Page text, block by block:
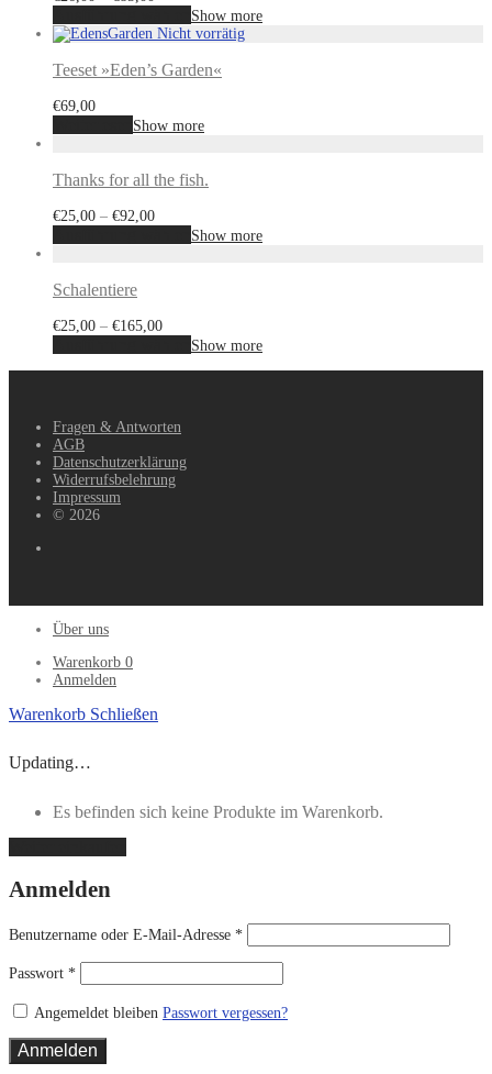
Show more
Teeset »Eden’s Garden«
€69,00
Show more
Thanks for all the fish.
€25,00 – €92,00
Show more
Schalentiere
€25,00 – €165,00
Show more
Fragen & Antworten
AGB
Datenschutzerklärung
Widerrufsbelehrung
Impressum
© 2026
Über uns
Warenkorb 0
Anmelden
Warenkorb Schließen
Updating…
Es befinden sich keine Produkte im Warenkorb.
Anmelden
Benutzername oder E-Mail-Adresse *
Passwort *
Angemeldet bleiben Passwort vergessen?
Anmelden